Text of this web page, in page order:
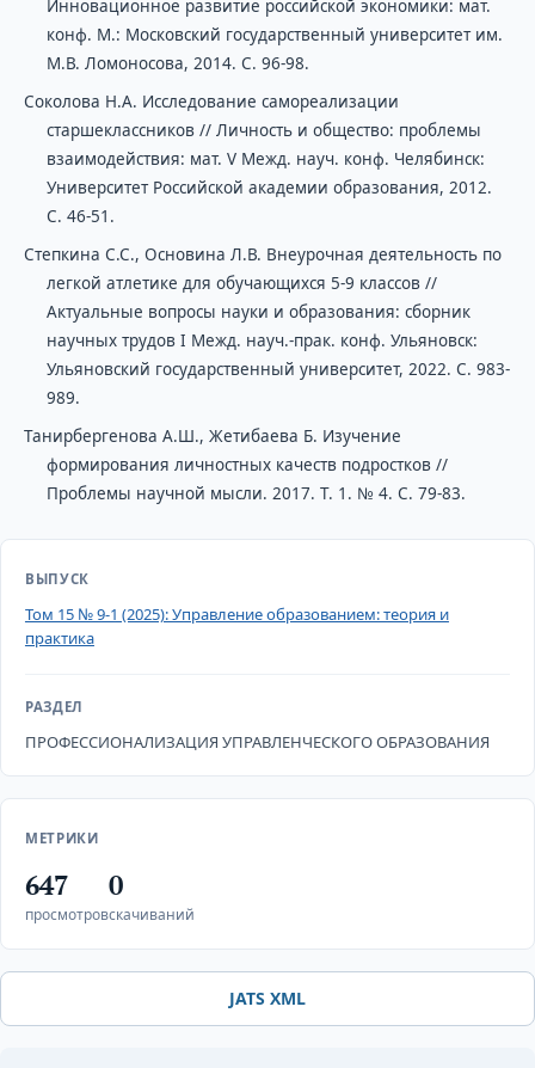
Инновационное развитие российской экономики: мат.
конф. М.: Московский государственный университет им.
М.В. Ломоносова, 2014. С. 96-98.
Соколова Н.А. Исследование самореализации
старшеклассников // Личность и общество: проблемы
взаимодействия: мат. V Межд. науч. конф. Челябинск:
Университет Российской академии образования, 2012.
С. 46-51.
Степкина С.С., Основина Л.В. Внеурочная деятельность по
легкой атлетике для обучающихся 5-9 классов //
Актуальные вопросы науки и образования: сборник
научных трудов I Межд. науч.-прак. конф. Ульяновск:
Ульяновский государственный университет, 2022. С. 983-
989.
Танирбергенова А.Ш., Жетибаева Б. Изучение
формирования личностных качеств подростков //
Проблемы научной мысли. 2017. Т. 1. № 4. С. 79-83.
ВЫПУСК
Том 15 № 9-1 (2025): Управление образованием: теория и
практика
РАЗДЕЛ
ПРОФЕССИОНАЛИЗАЦИЯ УПРАВЛЕНЧЕСКОГО ОБРАЗОВАНИЯ
МЕТРИКИ
647
просмотров
0
скачиваний
JATS XML